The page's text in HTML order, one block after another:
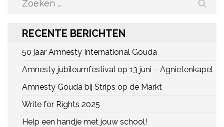
RECENTE BERICHTEN
50 jaar Amnesty International Gouda
Amnesty jubileumfestival op 13 juni – Agnietenkapel
Amnesty Gouda bij Strips op de Markt
Write for Rights 2025
Help een handje met jouw school!